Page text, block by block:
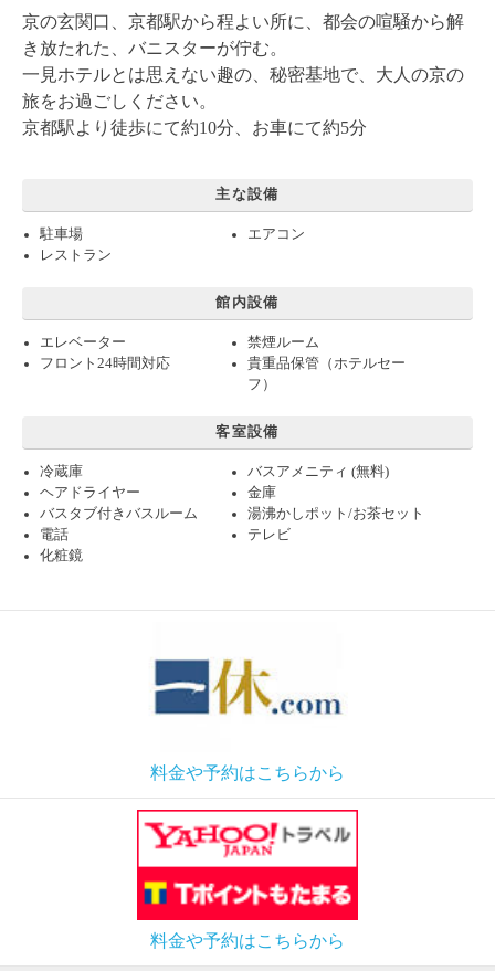
京の玄関口、京都駅から程よい所に、都会の喧騒から解
き放たれた、バニスターが佇む。
一見ホテルとは思えない趣の、秘密基地で、大人の京の
旅をお過ごしください。
京都駅より徒歩にて約10分、お車にて約5分
主な設備
駐車場
エアコン
レストラン
館内設備
エレベーター
禁煙ルーム
フロント24時間対応
貴重品保管（ホテルセー
フ）
客室設備
冷蔵庫
バスアメニティ (無料)
ヘアドライヤー
金庫
バスタブ付きバスルーム
湯沸かしポット/お茶セット
電話
テレビ
化粧鏡
料金や予約はこちらから
料金や予約はこちらから